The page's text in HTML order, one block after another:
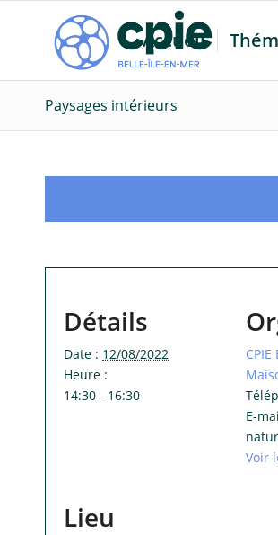
Accueil
Paysages intérieurs
Détails
Date : 12/08/2022
Heure :
14:30 - 16:30
E-
Voir
Lieu